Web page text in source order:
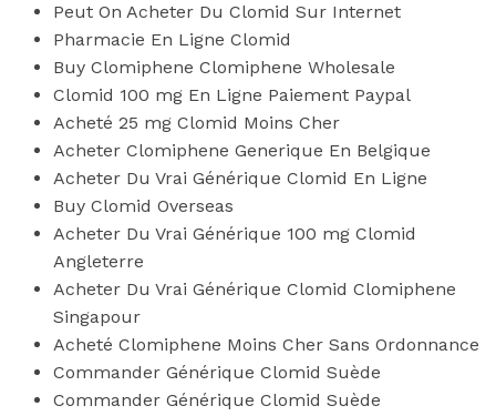
Peut On Acheter Du Clomid Sur Internet
Pharmacie En Ligne Clomid
Buy Clomiphene Clomiphene Wholesale
Clomid 100 mg En Ligne Paiement Paypal
Acheté 25 mg Clomid Moins Cher
Acheter Clomiphene Generique En Belgique
Acheter Du Vrai Générique Clomid En Ligne
Buy Clomid Overseas
Acheter Du Vrai Générique 100 mg Clomid
Angleterre
Acheter Du Vrai Générique Clomid Clomiphene
Singapour
Acheté Clomiphene Moins Cher Sans Ordonnance
Commander Générique Clomid Suède
Commander Générique Clomid Suède